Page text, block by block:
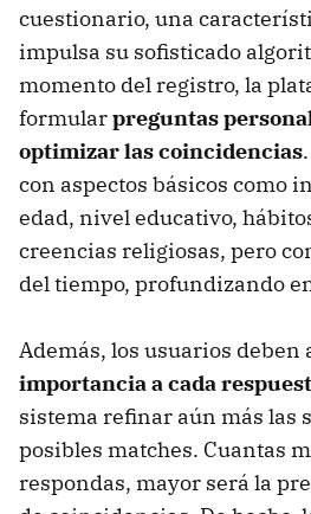
cuestionario, una
impulsa su sofisticado
momento del registro, la
formularpreguntas
optimizar las coincidencias
con aspectos básicos como
edad, nivel educativo,
creencias religiosas, pero
del tiempo, profundizando
Además, los usuarios deben
importancia a cada
sistema refinar aún más las
posibles matches. Cuantas
respondas, mayor será la